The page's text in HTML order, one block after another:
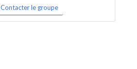
Contacter le groupe